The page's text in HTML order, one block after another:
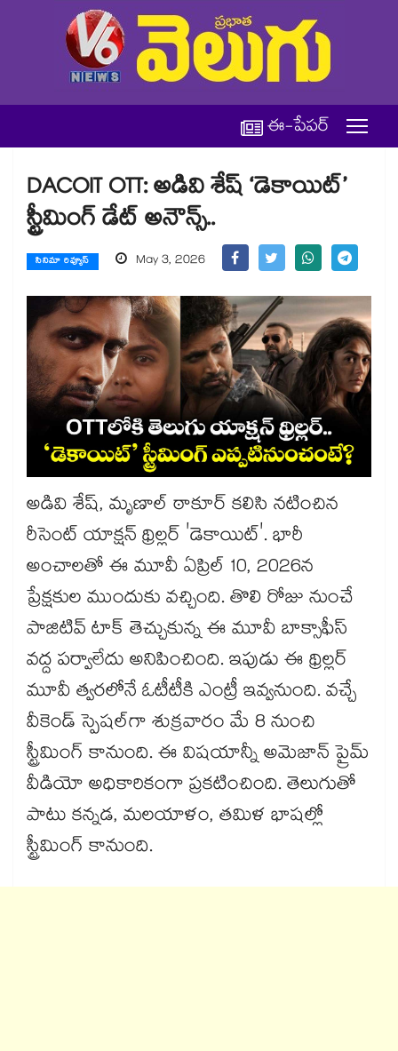
ఈ-పేపర్
DACOIT OTT: అడివి శేష్ ‘డెకాయిట్’
స్ట్రీమింగ్ డేట్ అనౌన్స్..
సినిమా రివ్యూస్ May 3, 2026
అడివి శేష్, మృణాల్ ఠాకూర్ కలిసి నటించిన
రీసెంట్ యాక్షన్ థ్రిల్లర్ 'డెకాయిట్'. భారీ
అంచాలతో ఈ మూవీ ఏప్రిల్ 10, 2026న
ప్రేక్షకుల ముందుకు వచ్చింది. తొలి రోజు నుంచే
పాజిటివ్ టాక్ తెచ్చుకున్న ఈ మూవీ బాక్సాఫీస్
వద్ద పర్వాలేదు అనిపించింది. ఇపుడు ఈ థ్రిల్లర్
మూవీ త్వరలోనే ఓటీటీకి ఎంట్రీ ఇవ్వనుంది. వచ్చే
వీకెండ్ స్పెషల్⁭గా శుక్రవారం మే 8 నుంచి
స్ట్రీమింగ్ కానుంది. ఈ విషయాన్నీ అమెజాన్ ప్రైమ్
వీడియో అధికారికంగా ప్రకటించింది. తెలుగుతో
పాటు కన్నడ, మలయాళం, తమిళ భాషల్లో
స్ట్రీమింగ్ కానుంది.